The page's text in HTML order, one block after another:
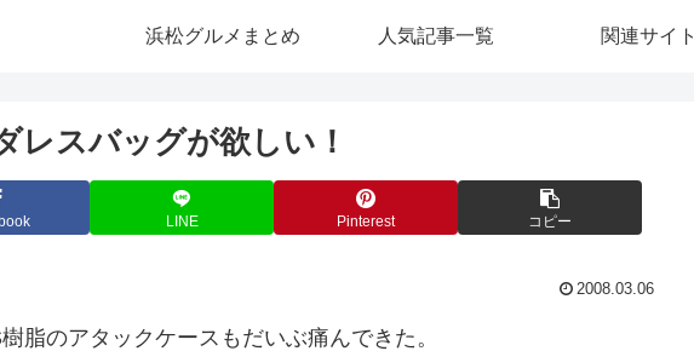
浜松グルメまとめ 人気記事一覧 関連サイト
レスバッグが欲しい！
LINE Pinterest コピー
2008.03.06
脂のアタックケースもだいぶ痛んできた。